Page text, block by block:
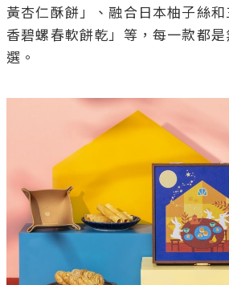
黃杏仁酥餅」、融合日本柚子絲
香碧螺春軟餅乾」等，每一款都
選。